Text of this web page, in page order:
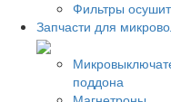
Фильтры
Запчасти для
поддона